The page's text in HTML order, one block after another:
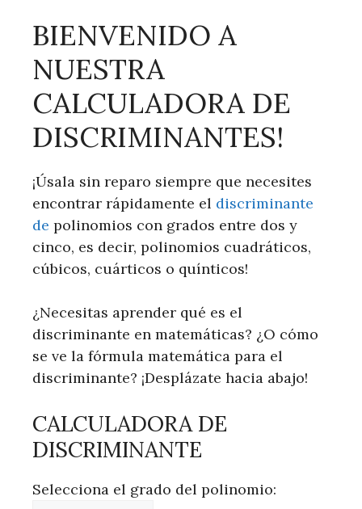
BIENVENIDO A
NUESTRA
CALCULADORA DE
DISCRIMINANTES!
¡Úsala sin reparo siempre que necesites
encontrar rápidamente el discriminante
de polinomios con grados entre dos y
cinco, es decir, polinomios cuadráticos,
cúbicos, cuárticos o quínticos!
¿Necesitas aprender qué es el
discriminante en matemáticas? ¿O cómo
se ve la fórmula matemática para el
discriminante? ¡Desplázate hacia abajo!
CALCULADORA DE
DISCRIMINANTE
Selecciona el grado del polinomio: